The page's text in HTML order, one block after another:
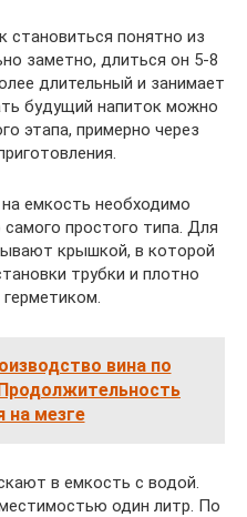
становиться понятно из
заметно, длиться он 5-8
длительный и занимает
будущий напиток можно
этапа, примерно через
емкость необходимо
простого типа. Для
крышкой, в которой
трубки и плотно
вина по
на мезге
в емкость с водой.
один литр. По